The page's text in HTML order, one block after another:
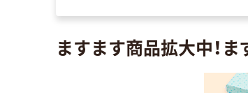
ますます商品拡大中！